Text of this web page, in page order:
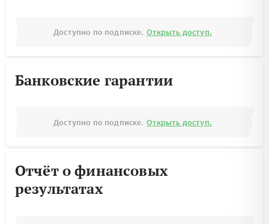
Доступно по подписке. Открыть доступ.
Банковские гарантии
Доступно по подписке. Открыть доступ.
Отчёт о финансовых
результатах